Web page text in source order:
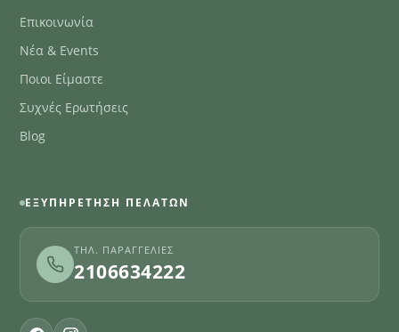
Επικοινωνία
Νέα & Events
Ποιοι Είμαστε
Συχνές Ερωτήσεις
Blog
ΕΞΥΠΗΡΈΤΗΣΗ ΠΕΛΑΤΏΝ
ΤΗΛ. ΠΑΡΑΓΓΕΛΊΕΣ
2106634222